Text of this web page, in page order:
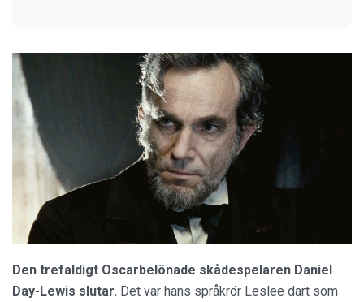
Den trefaldigt Oscarbelönade skådespelaren Daniel
Day-Lewis slutar. Det var hans språkrör Leslee dart som